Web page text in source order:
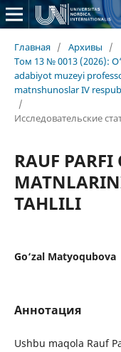
Главная / Архивы
/
Том 13 № 0013 (2026):
adabiyot muzeyi
matnshunoslar IV
/
Исследовательские
RAUF PARFI
TAHLILI
Go‘zal Matyoqubova
Аннотация
Ushbu maqola Rauf